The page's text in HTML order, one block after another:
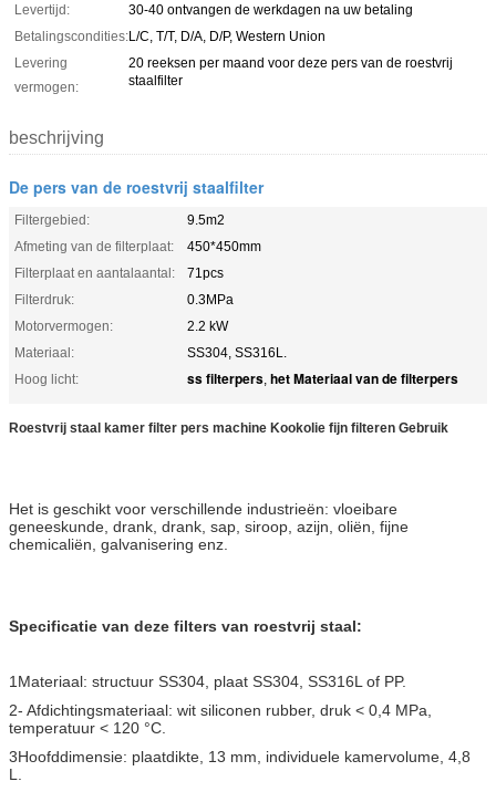
Levertijd:
30-40 ontvangen de werkdagen na uw betaling
Betalingscondities:L/C, T/T, D/A, D/P, Western Union
Levering
vermogen:
20 reeksen per maand voor deze pers van de roestvrij
staalfilter
beschrijving
De pers van de roestvrij staalfilter
Filtergebied:
9.5m2
Afmeting van de filterplaat:
450*450mm
Filterplaat en aantalaantal:
71pcs
Filterdruk:
0.3MPa
Motorvermogen:
2.2 kW
Materiaal:
SS304, SS316L.
Hoog licht:
ss filterpers, het Materiaal van de filterpers
Roestvrij staal kamer filter pers machine Kookolie fijn filteren Gebruik
Het is geschikt voor verschillende industrieën: vloeibare
geneeskunde, drank, drank, sap, siroop, azijn, oliën, fijne
chemicaliën, galvanisering enz.
Specificatie van deze filters van roestvrij staal:
1Materiaal: structuur SS304, plaat SS304, SS316L of PP.
2- Afdichtingsmateriaal: wit siliconen rubber, druk < 0,4 MPa,
temperatuur < 120 °C.
3Hoofddimensie: plaatdikte, 13 mm, individuele kamervolume, 4,8
L.